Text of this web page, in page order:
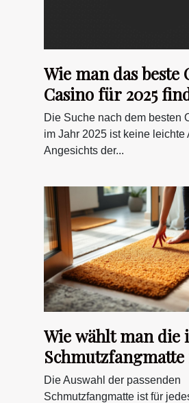
Wie man das
Casino für 2025
umfassender
Die Suche nach dem besten
im Jahr 2025 ist keine leichte
Angesichts der...
Wie wählt man die
verschiedene
Die Auswahl der passenden
Schmutzfangmatte ist für